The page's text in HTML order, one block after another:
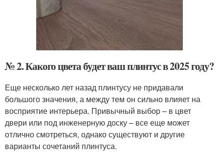
№ 2. Какого цвета будет ваш плинтус в 2025 году?
Еще несколько лет назад плинтусу не придавали
большого значения, а между тем он сильно влияет на
восприятие интерьера. Привычный выбор – в цвет
двери или под инженерную доску – все еще может
отлично смотреться, однако существуют и другие
варианты сочетаний плинтуса.